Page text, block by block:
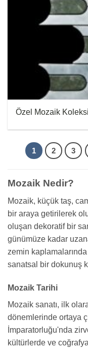
Özel Mozaik
1 2 3
Mozaik Nedir?
Mozaik, küçük taş,
bir araya getirilerek
oluşan dekoratif bir
günümüze kadar
zemin
sanatsal bir dokunuş
Mozaik Tarihi
Mozaik sanatı, ilk
dönemlerinde ortaya
İmparatorluğu'nda
kültürlerde ve